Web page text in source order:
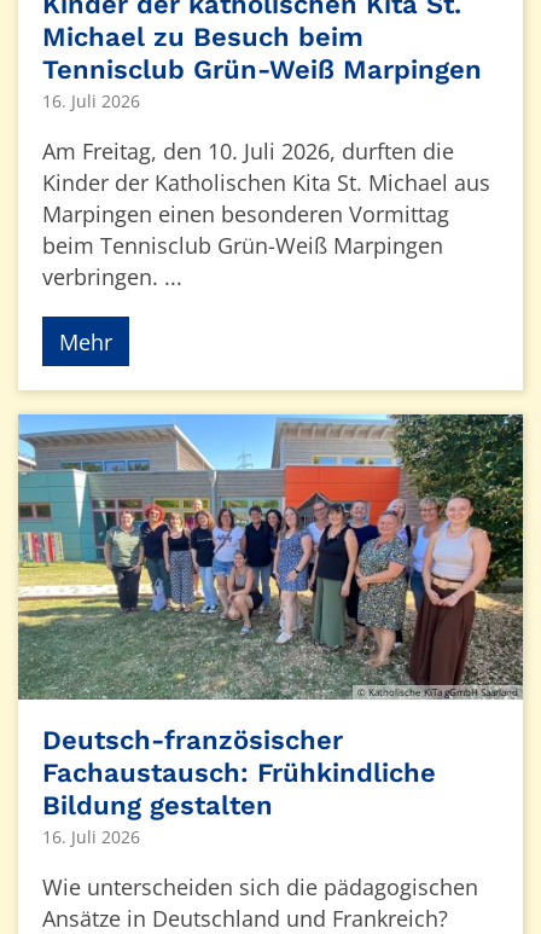
Michael zu Besuch beim
Tennisclub Grün-Weiß Marpingen
16. Juli 2026
Am Freitag, den 10. Juli 2026, durften die
Kinder der Katholischen Kita St. Michael aus
Marpingen einen besonderen Vormittag
beim Tennisclub Grün-Weiß Marpingen
verbringen. ...
Mehr
© Katholische KiTa gGmbH Saarland
Deutsch-französischer
Fachaustausch: Frühkindliche
Bildung gestalten
16. Juli 2026
Wie unterscheiden sich die pädagogischen
Ansätze in Deutschland und Frankreich?